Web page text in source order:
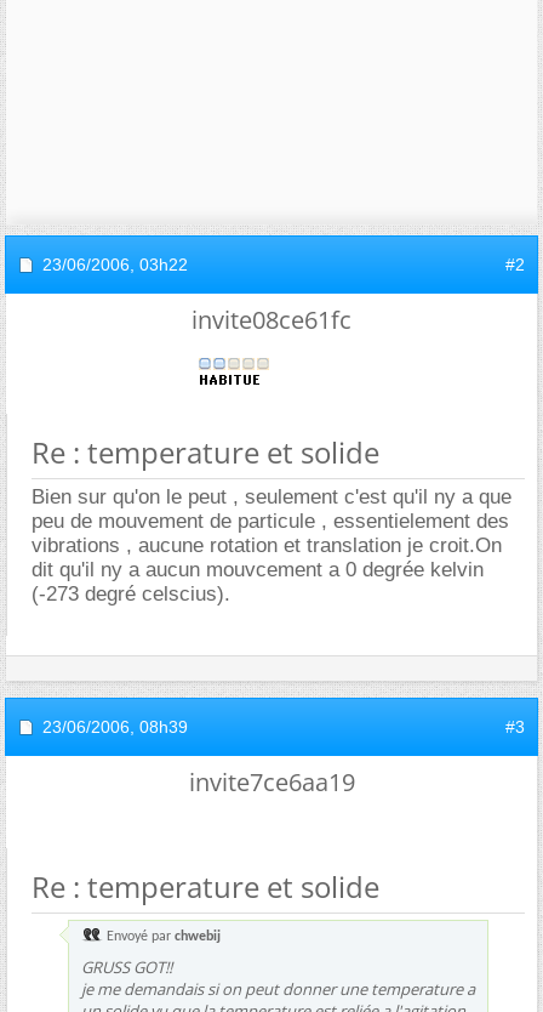
23/06/2006, 03h22 #2
invite08ce61fc
Re : temperature et solide
Bien sur qu'on le peut , seulement c'est qu'il ny a que
peu de mouvement de particule , essentielement des
vibrations , aucune rotation et translation je croit.On
dit qu'il ny a aucun mouvcement a 0 degrée kelvin
(-273 degré celscius).
23/06/2006, 08h39 #3
invite7ce6aa19
Re : temperature et solide
Envoyé par chwebij
GRUSS GOT!!
je me demandais si on peut donner une temperature a